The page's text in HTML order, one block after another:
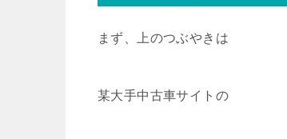
まず、上のつぶやきは
某大手中古車サイトの